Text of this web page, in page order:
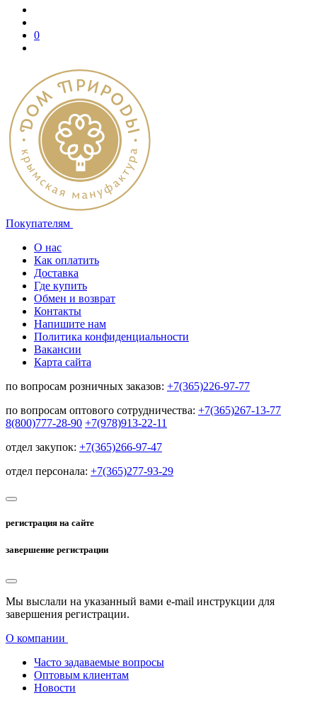
0
Покупателям
О нас
Как оплатить
Доставка
Где купить
Обмен и возврат
Контакты
Напишите нам
Политика конфиденциальности
Вакансии
Карта сайта
по вопросам розничных заказов: +7(365)226-97-77
по вопросам оптового сотрудничества: +7(365)267-13-77
8(800)777-28-90 +7(978)913-22-11
отдел закупок: +7(365)266-97-47
отдел персонала: +7(365)277-93-29
регистрация на сайте
завершение регистрации
Мы выслали на указанный вами e-mail инструкции для
завершения регистрации.
О компании
Часто задаваемые вопросы
Оптовым клиентам
Новости